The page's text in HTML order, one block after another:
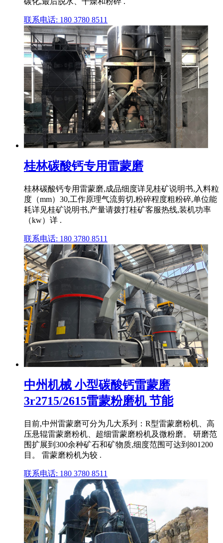
联系电话: 180 3780 8511
桂林碳酸钙专用雷蒙磨
桂林碳酸钙专用雷蒙磨,成品细度详见桂矿说明书,入料粒
度（mm）30,工作原理气流剪切,粉碎程度粗粉碎,单位能
耗详见桂矿说明书,产量请拨打桂矿客服热线,装机功率
（kw）详 .
联系电话: 180 3780 8511
中州机械 小型碳酸钙雷蒙磨
3r2715/2615雷蒙粉磨机 节能
目前,中州雷蒙磨可分为几大系列：R型雷蒙磨粉机、高
压悬辊雷蒙磨粉机、超细雷蒙磨粉机及微粉磨。 研磨范
围扩展到300余种矿石和矿物质,细度范围可达到801200
目。 雷蒙磨粉机为较 .
联系电话: 180 3780 8511